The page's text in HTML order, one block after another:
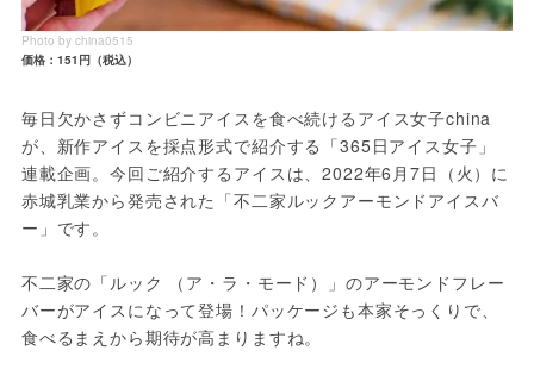
Photo by china0515
価格：151円（税込）
毎日欠かさずコンビニアイスを食べ続けるアイス女子china
が、新作アイスを採点形式で紹介する「365日アイス女子」
連載企画。今回ご紹介するアイスは、2022年6月7日（火）に
赤城乳業から発売された「不二家ルックアーモンドアイスバ
ー」です。
不二家の「ルック （ア・ラ・モード）」のアーモンドフレー
バーがアイスになって登場！パッケージも本家そっくりで、
食べるまえから期待が高まりますね。